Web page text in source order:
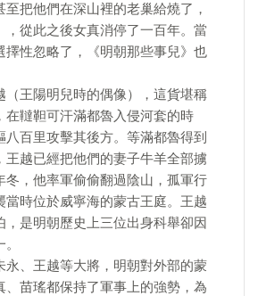
把他們在深山裡的老巢給燒了，
，從此之後女真消停了一百年。當
擇性忽略了，《明朝那些事兒》也
（王陽明兒時的偶像），這貨堪稱
在韃靼可汗滿都魯入侵河套的時
八百里攻擊其後方。等滿都魯得到
王越已經把他們的妻子牛羊全部擄
冬，他率軍偷偷翻過陰山，孤軍行
當時位於威寧海的蒙古王庭。王越
，是明朝歷史上三位出身科舉卻因
永、王越等大將，明朝對外部的蒙
、苗瑤都保持了軍事上的強勢，為